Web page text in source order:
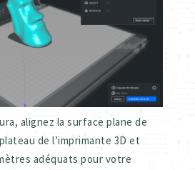
alignez la surface plane de
de l’imprimante 3D et
adéquats pour votre